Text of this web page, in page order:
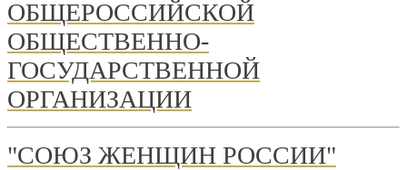
ОБЩЕРОССИЙСКОЙ
ОБЩЕСТВЕННО-
ГОСУДАРСТВЕННОЙ
ОРГАНИЗАЦИИ
"СОЮЗ ЖЕНЩИН РОССИИ"